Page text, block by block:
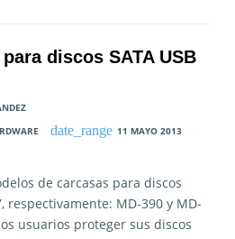
discos SATA USB
11 MAYO 2013
de carcasas para discos
respectivamente: MD-390 y MD-
usuarios proteger sus discos